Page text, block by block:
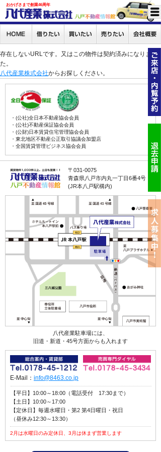
おかげさまで創業46周年
存在しないURLです。又はこの物件は契約済みになりまし
た。
八代産業株式会社からお探しください。
・(公社)全日本不動産協会会員
・(公社)不動産保証協会会員
・(公財)日本賃貸住宅管理協会会員
・東北地区不動産公正取引協議会加盟店
・全国賃貸管理ビジネス協会会員
〒031-0075
青森県八戸市内丸一丁目6番4号
(JR本八戸駅構内)
八代産業駐車場には、
旧道・新道・45号方面からも入れます
E-Mail： info@8463.co.jp
【平日】10:00～18:00（電話受付 17:30まで）
【土日】10:00～17:00
【定休日】毎週水曜日・第2 第4日曜日・祝日
（昼休み12:30～13:30）
2月は水曜日のみ定休日、3月は休まず営業します